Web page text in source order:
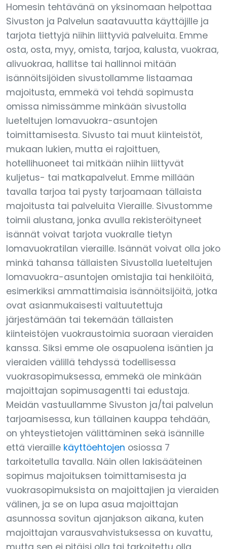
Homesin tehtävänä on yksinomaan helpottaa
Sivuston ja Palvelun saatavuutta käyttäjille ja
tarjota tiettyjä niihin liittyviä palveluita. Emme
osta, osta, myy, omista, tarjoa, kalusta, vuokraa,
alivuokraa, hallitse tai hallinnoi mitään
isännöitsijöiden sivustollamme listaamaa
majoitusta, emmekä voi tehdä sopimusta
omissa nimissämme minkään sivustolla
lueteltujen lomavuokra-asuntojen
toimittamisesta. Sivusto tai muut kiinteistöt,
mukaan lukien, mutta ei rajoittuen,
hotellihuoneet tai mitkään niihin liittyvät
kuljetus- tai matkapalvelut. Emme millään
tavalla tarjoa tai pysty tarjoamaan tällaista
majoitusta tai palveluita Vieraille. Sivustomme
toimii alustana, jonka avulla rekisteröityneet
isännät voivat tarjota vuokralle tietyn
lomavuokratilan vieraille. Isännät voivat olla joko
minkä tahansa tällaisten Sivustolla lueteltujen
lomavuokra-asuntojen omistajia tai henkilöitä,
esimerkiksi ammattimaisia isännöitsijöitä, jotka
ovat asianmukaisesti valtuutettuja
järjestämään tai tekemään tällaisten
kiinteistöjen vuokraustoimia suoraan vieraiden
kanssa. Siksi emme ole osapuolena isäntien ja
vieraiden välillä tehdyssä todellisessa
vuokrasopimuksessa, emmekä ole minkään
majoittajan sopimusagentti tai edustaja.
Meidän vastuullamme Sivuston ja/tai palvelun
tarjoamisessa, kun tällainen kauppa tehdään,
on yhteystietojen välittäminen sekä isännille
että vieraille käyttöehtojen osiossa 7
tarkoitetulla tavalla. Näin ollen lakisääteinen
sopimus majoituksen toimittamisesta ja
vuokrasopimuksista on majoittajien ja vieraiden
välinen, ja se on lupa asua majoittajan
asunnossa sovitun ajanjakson aikana, kuten
majoittajan varausvahvistuksessa on kuvattu,